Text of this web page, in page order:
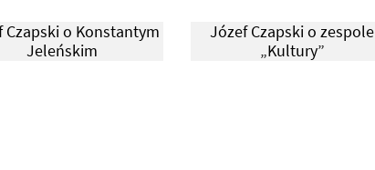
Czapski o Konstantym
Jeleńskim
Józef Czapski o zespole
„Kultury”